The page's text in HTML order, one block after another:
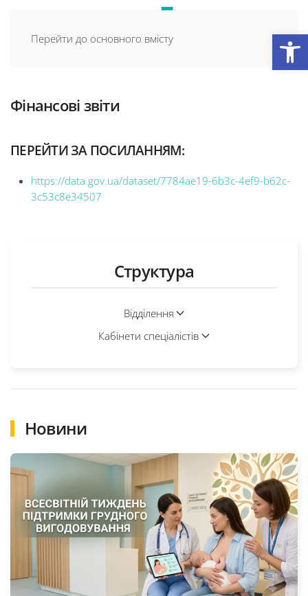
Перейти до основного вмісту
Фінансові звіти
ПЕРЕЙТИ ЗА ПОСИЛАННЯМ:
https://data.gov.ua/dataset/7784ae19-6b3c-4ef9-b62c-
3c53c8e34507
Структура
Відділення
Кабінети спеціалістів
Новини